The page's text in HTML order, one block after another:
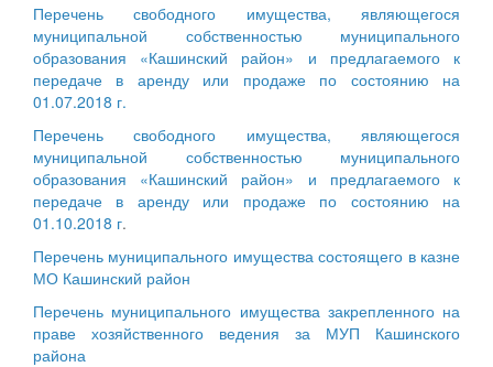
Перечень свободного имущества, являющегося
муниципальной собственностью муниципального
образования «Кашинский район» и предлагаемого к
передаче в аренду или продаже по состоянию на
01.07.2018 г.
Перечень свободного имущества, являющегося
муниципальной собственностью муниципального
образования «Кашинский район» и предлагаемого к
передаче в аренду или продаже по состоянию на
01.10.2018 г.
Перечень муниципального имущества состоящего в казне
МО Кашинский район
Перечень муниципального имущества закрепленного на
праве хозяйственного ведения за МУП Кашинского
района